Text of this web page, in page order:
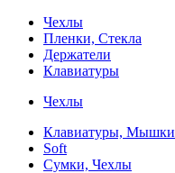
Чехлы
Пленки, Стекла
Держатели
Клавиатуры
Чехлы
Клавиатуры, Мышки
Soft
Сумки, Чехлы